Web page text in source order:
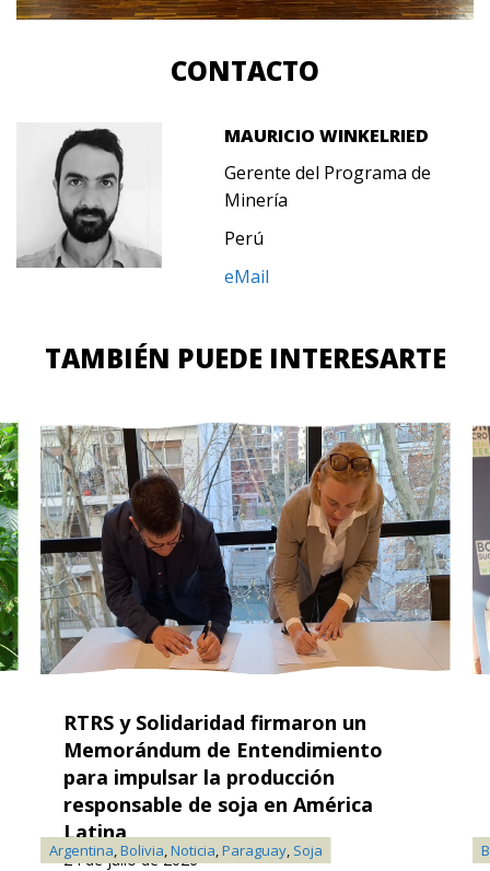
CONTACTO
MAURICIO WINKELRIED
Gerente del Programa de
Minería
Perú
eMail
TAMBIÉN PUEDE INTERESARTE
Argentina,Bolivia,Noticia,Paraguay, Soja
RTRS y Solidaridad firmaron un
Memorándum de Entendimiento
para impulsar la producción
responsable de soja en América
Latina
24 de julio de 2026